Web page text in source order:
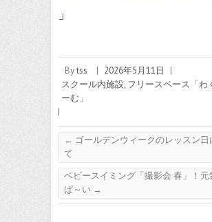
」
Bytss | 2026年5月11日
|
スクール内施設, フリースペース「わ
ーむ」
|
← ゴールデンウィークのレッスン日
て
ベビースイミング「撮影会 春」！元
ぱ～い →